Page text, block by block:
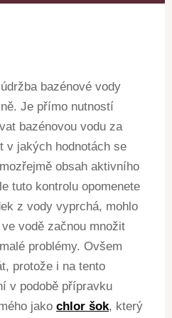
bazénové vody
Je přímo nutností
bazénovou vodu za
v jakých hodnotách se
obsah aktivního
tuto kontrolu opomenete
z vody vyprchá, mohlo
vodě začnou množit
problémy. Ovšem
protože i na tento
v podobě přípravku
jako chlor šok, který